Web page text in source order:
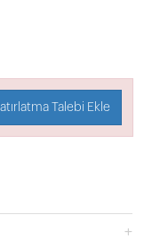
Talebi Ekle